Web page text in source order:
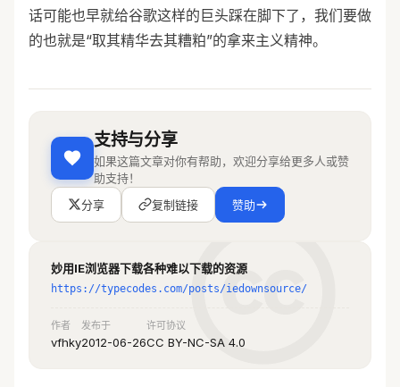
话可能也早就给谷歌这样的巨头踩在脚下了，我们要做
的也就是“取其精华去其糟粕”的拿来主义精神。
支持与分享
如果这篇文章对你有帮助，欢迎分享给更多人或赞
助支持！
分享
复制链接 赞助
妙用IE浏览器下载各种难以下载的资源
https://typecodes.com/posts/iedownsource/
作者
vfhky
发布于
2012-06-26
许可协议
CC BY-NC-SA 4.0